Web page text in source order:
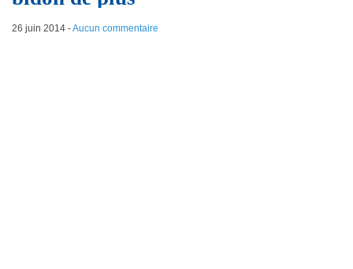
26 juin 2014-Aucun commentaire